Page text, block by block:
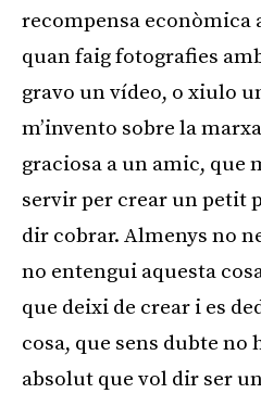
recompensa econòmica
quan faig fotografies
gravo un vídeo, o xiulo
m’invento sobre la
graciosa a un amic, que
servir per crear un petit
dir cobrar. Almenys no
no entengui aquesta
que deixi de crear i es
cosa, que sens dubte no
absolut que vol dir ser